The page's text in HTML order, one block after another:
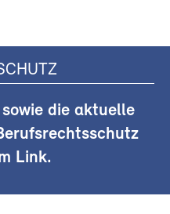
die aktuelle
Link.